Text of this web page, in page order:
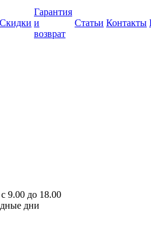
Скидки
Гарантия
и
возврат
Статьи Контакты
9.00 до 18.00
дни